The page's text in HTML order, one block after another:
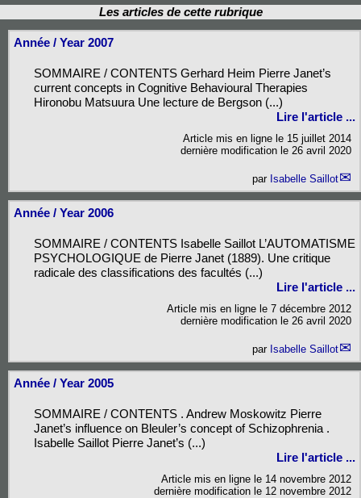
Les articles de cette rubrique
Année / Year 2007
SOMMAIRE / CONTENTS Gerhard Heim Pierre Janet’s
current concepts in Cognitive Behavioural Therapies
Hironobu Matsuura Une lecture de Bergson (...)
Lire l'article ...
Article mis en ligne le 15 juillet 2014
dernière modification le 26 avril 2020
par Isabelle Saillot
Année / Year 2006
SOMMAIRE / CONTENTS Isabelle Saillot L’AUTOMATISME
PSYCHOLOGIQUE de Pierre Janet (1889). Une critique
radicale des classifications des facultés (...)
Lire l'article ...
Article mis en ligne le 7 décembre 2012
dernière modification le 26 avril 2020
par Isabelle Saillot
Année / Year 2005
SOMMAIRE / CONTENTS . Andrew Moskowitz Pierre
Janet’s influence on Bleuler’s concept of Schizophrenia .
Isabelle Saillot Pierre Janet’s (...)
Lire l'article ...
Article mis en ligne le 14 novembre 2012
dernière modification le 12 novembre 2012